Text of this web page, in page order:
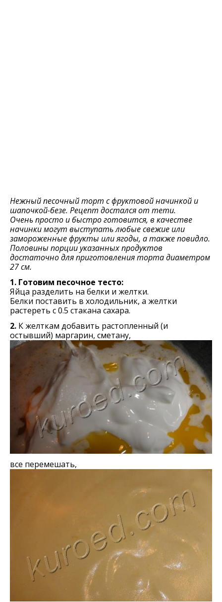
Нежный песочный торт с фруктовой начинкой и
шапочкой-безе. Рецепт достался от тети.
Очень просто и быстро готовится, в качестве
начинки могут выступать любые свежие или
замороженные фрукты или ягоды, а также повидло.
Половины порции указанных продуктов
достаточно для приготовления торта диаметром
27 см.
1. Готовим песочное тесто:
Яйца разделить на белки и желтки.
Белки поставить в холодильник, а желтки
растереть с 0.5 стакана сахара.
2. К желткам добавить растопленный (и
остывший) маргарин, сметану,
все перемешать,